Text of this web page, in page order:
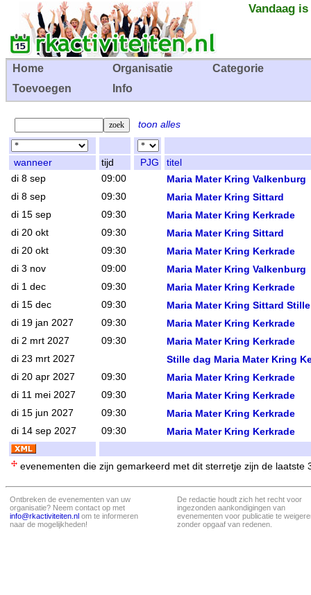
Vandaag
Home Organisatie
Categorie
Toevoegen
Info
toon alles
wanneer tijd PJG
titel
di 8 sep
09:00 Maria Mater Kring Valkenburg
di 8 sep 09:30 Maria Mater Kring Sittard
di 15 sep 09:30 Maria Mater Kring Kerkrade
di 20 okt 09:30 Maria Mater Kring Sittard
di 20 okt 09:30 Maria Mater Kring Kerkrade
di 3 nov 09:00 Maria Mater Kring Valkenburg
di 1 dec 09:30 Maria Mater Kring Kerkrade
di 15 dec 09:30 Maria Mater Kring Sittard
di 19 jan 2027 09:30 Maria Mater Kring Kerkrade
di 2 mrt 2027 09:30 Maria Mater Kring Kerkrade
di 23 mrt 2027 Stille dag Maria Mater Kring
di 20 apr 2027 09:30 Maria Mater Kring Kerkrade
di 11 mei 2027 09:30 Maria Mater Kring Kerkrade
di 15 jun 2027 09:30 Maria Mater Kring Kerkrade
di 14 sep 2027 09:30 Maria Mater Kring Kerkrade
evenementen die zijn gemarkeerd met dit sterretje zijn de laatste
Ontbreken de evenementen van uw
organisatie? Neem contact op met
info@rkactiviteiten.nl om te informeren
naar de mogelijkheden!
De redactie houdt zich het recht voor
ingezonden aankondigingen van
evenementen voor publicatie te
zonder opgaaf van redenen.